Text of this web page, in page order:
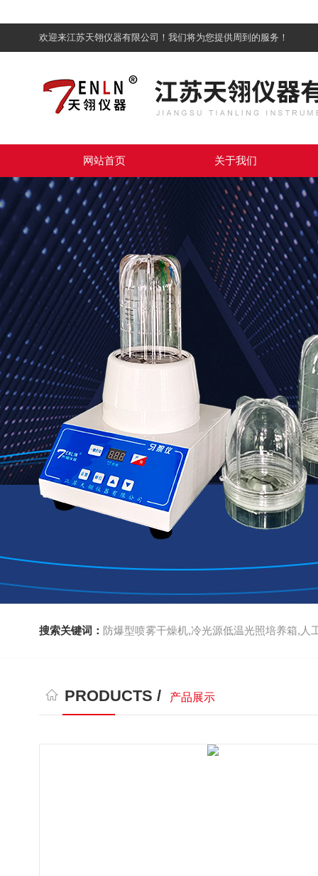
欢迎来江苏天翎仪器有限公司！我们将为您提供周到的服务！
网站首页 关于我们
搜索关键词： 防爆型喷雾干燥机,冷光源低温光照培养箱,人
PRODUCTS / 产品展示